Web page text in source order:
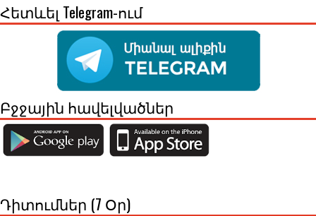
Հետևել Telegram-ում
Բջջային հավելվածներ
Դիտումներ (7 Օր)